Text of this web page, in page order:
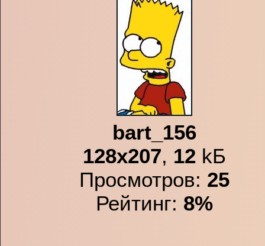
bart_156
128x207, 12 kБ
Просмотров: 25
Рейтинг: 8%